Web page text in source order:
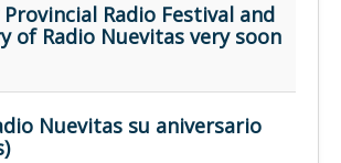
Provincial Radio Festival and
of Radio Nuevitas very soon
Nuevitas su aniversario